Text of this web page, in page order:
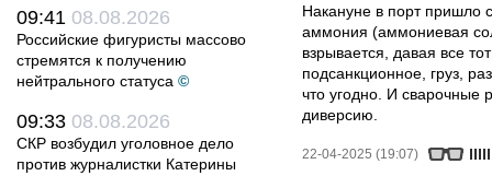
09:41 08.08.2026
Российские фигуристы массово
стремятся к получению
нейтрального статуса ©
09:33 08.08.2026
СКР возбудил уголовное дело
против журналистки Катерины
Накануне в порт пришло
аммония (аммониевая
взрывается, давая все
подсанкционное, груз,
что угодно. И сварочные
диверсию.
22-04-2025 (19:07)